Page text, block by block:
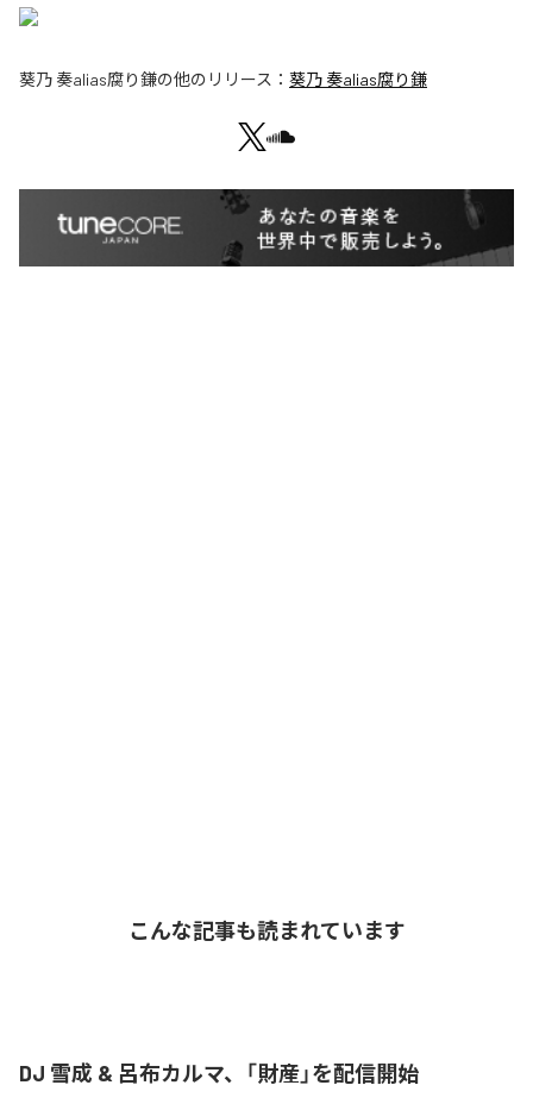
葵乃 奏alias腐り鎌の他のリリース： 葵乃 奏alias腐り鎌
こんな記事も読まれています
DJ 雪成 & 呂布カルマ、「財産」を配信開始